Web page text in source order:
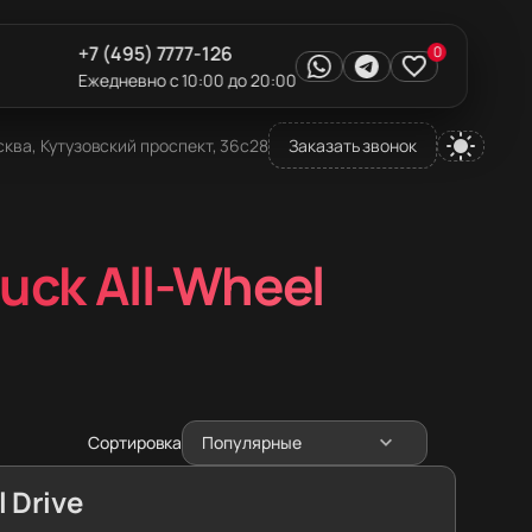
Кутузовский проспект, 36с28 Заказать звонок
+7 (495) 7777-126
Ежедневно с 10:00 до 20:00
0
All-Wheel
Сортировка Популярные
Drive